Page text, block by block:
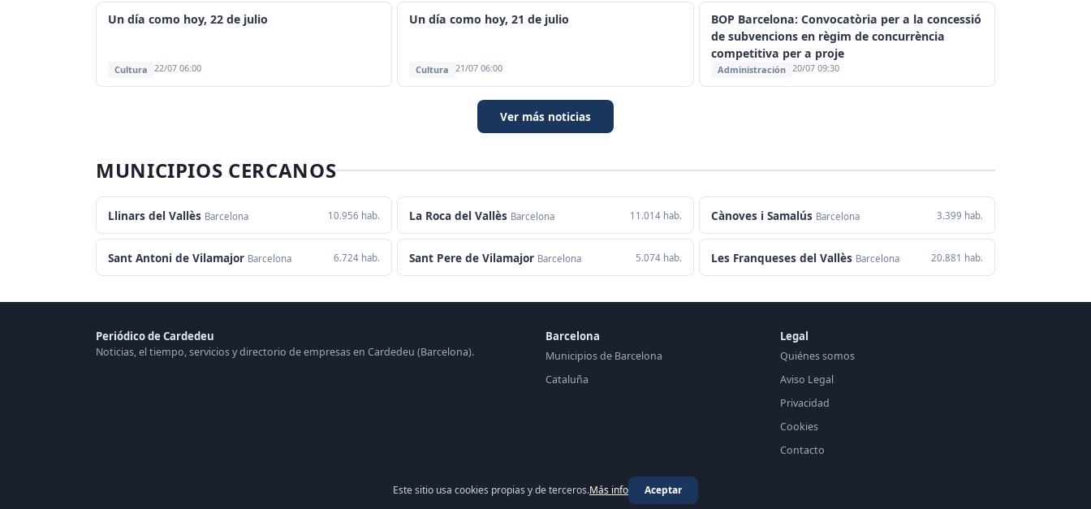
Un día como hoy, 22 de julio
Cultura 22/07 06:00
Un día como hoy, 21 de julio
Cultura 21/07 06:00
BOP Barcelona: Convocatòria per a la concessió
de subvencions en règim de concurrència
competitiva per a proje
Administración 20/07 09:30
Ver más noticias
MUNICIPIOS CERCANOS
Llinars del Vallès Barcelona 10.956 hab. La Roca del Vallès Barcelona 11.014 hab. Cànoves i Samalús Barcelona 3.399 hab.
Sant Antoni de Vilamajor Barcelona 6.724 hab. Sant Pere de Vilamajor Barcelona 5.074 hab. Les Franqueses del Vallès Barcelona 20.881 hab.
Periódico de Cardedeu
Noticias, el tiempo, servicios y directorio de empresas en Cardedeu (Barcelona).
Barcelona
Municipios de Barcelona
Cataluña
Legal
Quiénes somos
Aviso Legal
Privacidad
Cookies
Contacto
© 2026 Periódico de Cardedeu ·periodico.top
Este sitio usa cookies propias y de terceros.Más info Aceptar